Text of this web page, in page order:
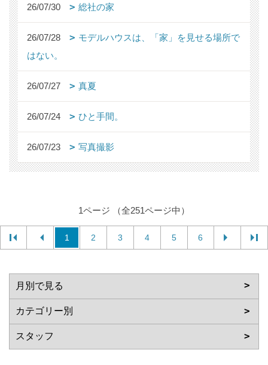
26/07/30 総社の家
26/07/28
モデルハウスは、「家」を見せる場所で
はない。
26/07/27 真夏
26/07/24 ひと手間。
26/07/23 写真撮影
1ページ （全251ページ中）
1 2 3 4 5 6